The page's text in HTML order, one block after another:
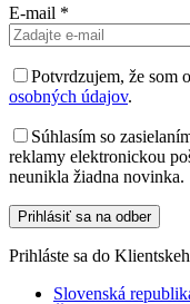
E-mail *
Potvrdzujem, že som
osobných údajov.
Súhlasím so
reklamy elektronickou
neunikla žiadna novinka.
Prihláste sa do
Slovenská